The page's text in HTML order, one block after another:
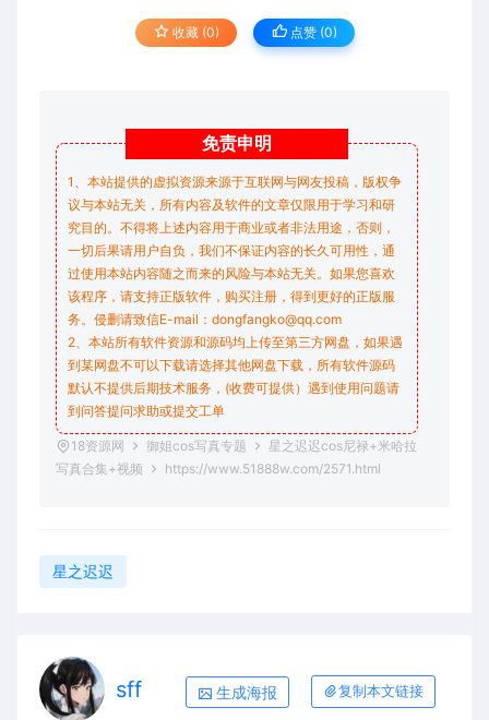
收藏 (0) 点赞 (0)
免责申明
1、本站提供的虚拟资源来源于互联网与网友投稿，版权争
议与本站无关，所有内容及软件的文章仅限用于学习和研
究目的。不得将上述内容用于商业或者非法用途，否则，
一切后果请用户自负，我们不保证内容的长久可用性，通
过使用本站内容随之而来的风险与本站无关。如果您喜欢
该程序，请支持正版软件，购买注册，得到更好的正版服
务。侵删请致信E-mail：dongfangko@qq.com
2、本站所有软件资源和源码均上传至第三方网盘，如果遇
到某网盘不可以下载请选择其他网盘下载，所有软件源码
默认不提供后期技术服务，(收费可提供）遇到使用问题请
到问答提问求助或提交工单
18资源网 御姐cos写真专题
星之迟迟cos尼禄+米哈拉
写真合集+视频
https://www.51888w.com/2571.html
星之迟迟
sff 生成海报 复制本文链接